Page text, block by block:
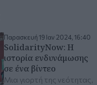
Παρασκευή 19 Ιαν 2024, 16:40
SolidarityNow: Η
ιστορία ενδυνάμωσης
σε ένα βίντεο
Μια γιορτή της νεότητας,